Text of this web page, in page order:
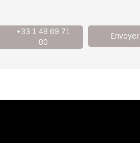
+33 1 48 69 71
80